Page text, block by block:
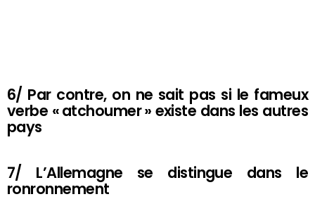
6/ Par contre, on ne sait pas si le fameux
verbe « atchoumer » existe dans les autres
pays
7/ L’Allemagne se distingue dans le
ronronnement